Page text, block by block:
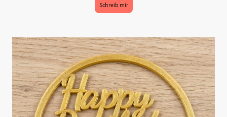
Schreib mir